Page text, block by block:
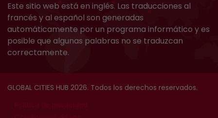
Este sitio web está en inglés. Las traducciones al
francés y al español son generadas
automáticamente por un programa informático y es
posible que algunas palabras no se traduzcan
correctamente.
GLOBAL CITIES HUB 2026. Todos los derechos reservados.
Política de privacidad